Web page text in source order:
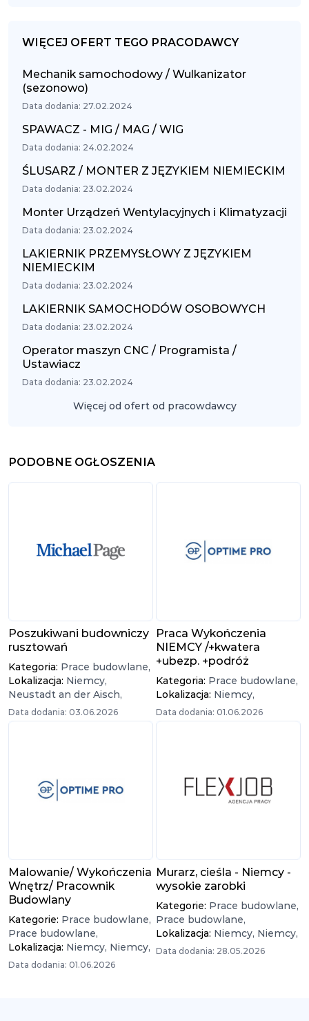
WIĘCEJ OFERT TEGO PRACODAWCY
Mechanik samochodowy / Wulkanizator
(sezonowo)
Data dodania: 27.02.2024
SPAWACZ - MIG / MAG / WIG
Data dodania: 24.02.2024
ŚLUSARZ / MONTER Z JĘZYKIEM NIEMIECKIM
Data dodania: 23.02.2024
Monter Urządzeń Wentylacyjnych i Klimatyzacji
Data dodania: 23.02.2024
LAKIERNIK PRZEMYSŁOWY Z JĘZYKIEM
NIEMIECKIM
Data dodania: 23.02.2024
LAKIERNIK SAMOCHODÓW OSOBOWYCH
Data dodania: 23.02.2024
Operator maszyn CNC / Programista /
Ustawiacz
Data dodania: 23.02.2024
Więcej od ofert od pracowdawcy
PODOBNE OGŁOSZENIA
Poszukiwani budowniczy
rusztowań
Kategoria: Prace budowlane,
Lokalizacja: Niemcy,
Neustadt an der Aisch,
Data dodania: 03.06.2026
Praca Wykończenia
NIEMCY /+kwatera
+ubezp. +podróż
Kategoria: Prace budowlane,
Lokalizacja: Niemcy,
Data dodania: 01.06.2026
Malowanie/ Wykończenia
Wnętrz/ Pracownik
Budowlany
Kategorie: Prace budowlane,
Prace budowlane,
Lokalizacja: Niemcy, Niemcy,
Data dodania: 01.06.2026
Murarz, cieśla - Niemcy -
wysokie zarobki
Kategorie: Prace budowlane,
Prace budowlane,
Lokalizacja: Niemcy, Niemcy,
Data dodania: 28.05.2026